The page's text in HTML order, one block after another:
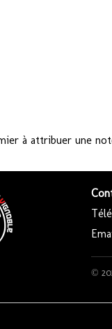
à attribuer une
©